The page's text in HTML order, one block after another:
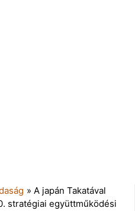
» A japán Takatával
stratégiai együttműködési